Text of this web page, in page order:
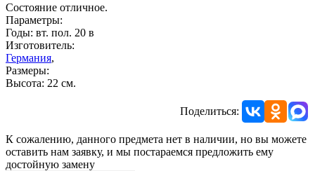
Состояние отличное.
Параметры:
Годы: вт. пол. 20 в
Изготовитель:
Германия,
Размеры:
Высота: 22 см.
Поделиться:
К сожалению, данного предмета нет в наличии, но вы можете
оставить нам заявку, и мы постараемся предложить ему
достойную замену